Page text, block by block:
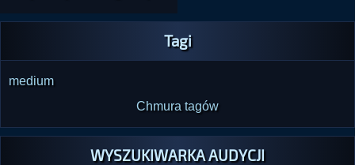
Tagi
medium
Chmura tagów
WYSZUKIWARKA AUDYCJI